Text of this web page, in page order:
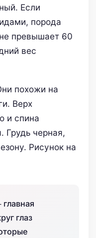
Если
порода
превышает 60
вес
похожи на
Верх
и спина
Грудь черная,
Рисунок на
глаз